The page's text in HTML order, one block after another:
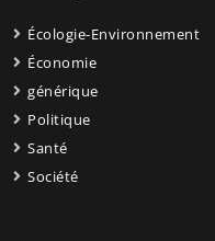
Écologie-Environnement
Économie
générique
Politique
Santé
Société